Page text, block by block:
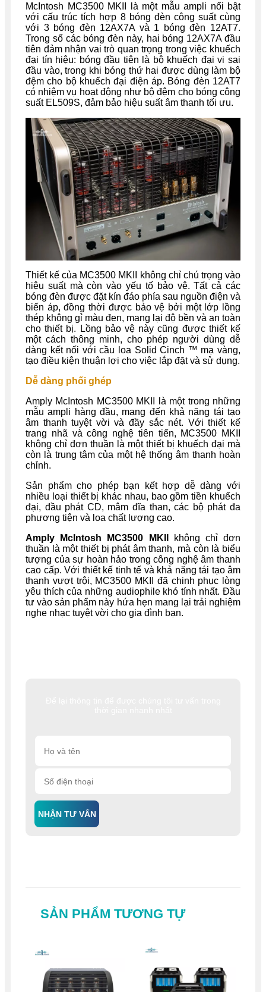
NHẬN TƯ VẤN
McIntosh MC3500 MKII là một mẫu ampli nổi bật
với cấu trúc tích hợp 8 bóng đèn công suất cùng
với 3 bóng đèn 12AX7A và 1 bóng đèn 12AT7.
Trong số các bóng đèn này, hai bóng 12AX7A đầu
tiên đảm nhận vai trò quan trọng trong việc khuếch
đại tín hiệu: bóng đầu tiên là bộ khuếch đại vi sai
đầu vào, trong khi bóng thứ hai được dùng làm bộ
đệm cho bộ khuếch đại điện áp. Bóng đèn 12AT7
có nhiệm vụ hoạt động như bộ đệm cho bóng công
suất EL509S, đảm bảo hiệu suất âm thanh tối ưu.
Thiết kế của MC3500 MKII không chỉ chú trọng vào
hiệu suất mà còn vào yếu tố bảo vệ. Tất cả các
bóng đèn được đặt kín đáo phía sau nguồn điện và
biến áp, đồng thời được bảo vệ bởi một lớp lồng
thép không gỉ màu đen, mang lại độ bền và an toàn
cho thiết bị. Lồng bảo vệ này cũng được thiết kế
một cách thông minh, cho phép người dùng dễ
dàng kết nối với cầu loa Solid Cinch ™ mạ vàng,
tạo điều kiện thuận lợi cho việc lắp đặt và sử dụng.
Dễ dàng phối ghép
Amply McIntosh MC3500 MKII là một trong những
mẫu ampli hàng đầu, mang đến khả năng tái tạo
âm thanh tuyệt vời và đầy sắc nét. Với thiết kế
trang nhã và công nghệ tiên tiến, MC3500 MKII
không chỉ đơn thuần là một thiết bị khuếch đại mà
còn là trung tâm của một hệ thống âm thanh hoàn
chỉnh.
Sản phẩm cho phép bạn kết hợp dễ dàng với
nhiều loại thiết bị khác nhau, bao gồm tiền khuếch
đại, đầu phát CD, mâm đĩa than, các bộ phát đa
phương tiện và loa chất lượng cao.
Amply McIntosh MC3500 MKII
không chỉ đơn
thuần là một thiết bị phát âm thanh, mà còn là biểu
tượng của sự hoàn hảo trong công nghệ âm thanh
cao cấp. Với thiết kế tinh tế và khả năng tái tạo âm
thanh vượt trội, MC3500 MKII đã chinh phục lòng
yêu thích của những audiophile khó tính nhất. Đầu
tư vào sản phẩm này hứa hẹn mang lại trải nghiệm
nghe nhạc tuyệt vời cho gia đình bạn.
SẢN PHẨM TƯƠNG TỰ